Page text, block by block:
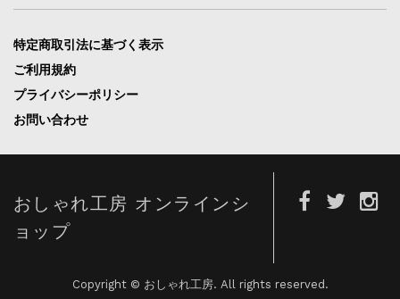
特定商取引法に基づく表示
ご利用規約
プライバシーポリシー
お問い合わせ
おしゃれ工房 オンラインシ
ョップ
Copyright © おしゃれ工房. All rights reserved.